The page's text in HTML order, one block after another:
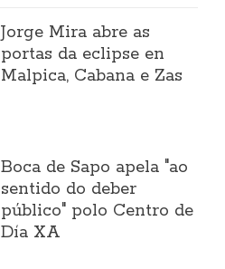
Jorge Mira abre as
portas da eclipse en
Malpica, Cabana e Zas
Boca de Sapo apela "ao
sentido do deber
público" polo Centro de
Día XA